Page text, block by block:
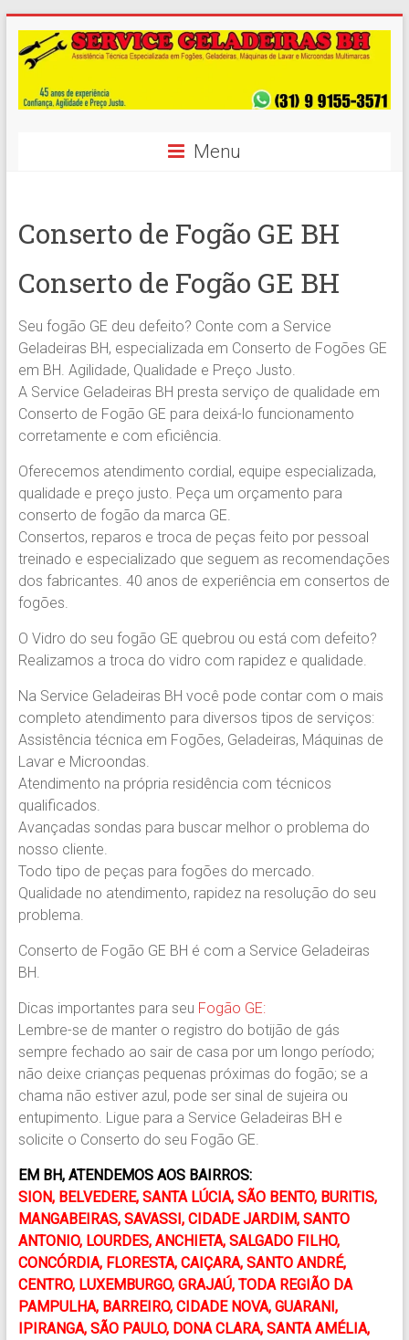
content
Syde
by
Side
e
Freezer
BH
+5531991553571
+5531991553571
Conserto
de
Geladeiras
BH
com
e
eficiência.
Menu
Conserto de Fogão GE BH
Conserto de Fogão GE BH
Seu fogão GE deu defeito? Conte com a Service
Geladeiras BH, especializada em Conserto de Fogões GE
em BH. Agilidade, Qualidade e Preço Justo.
A Service Geladeiras BH presta serviço de qualidade em
Conserto de Fogão GE para deixá-lo funcionamento
corretamente e com eficiência.
Oferecemos atendimento cordial, equipe especializada,
qualidade e preço justo. Peça um orçamento para
conserto de fogão da marca GE.
Consertos, reparos e troca de peças feito por pessoal
treinado e especializado que seguem as recomendações
dos fabricantes. 40 anos de experiência em consertos de
fogões.
O Vidro do seu fogão GE quebrou ou está com defeito?
Realizamos a troca do vidro com rapidez e qualidade.
Na Service Geladeiras BH você pode contar com o mais
completo atendimento para diversos tipos de serviços:
Assistência técnica em Fogões, Geladeiras, Máquinas de
Lavar e Microondas.
Atendimento na própria residência com técnicos
qualificados.
Avançadas sondas para buscar melhor o problema do
nosso cliente.
Todo tipo de peças para fogões do mercado.
Qualidade no atendimento, rapidez na resolução do seu
problema.
Conserto de Fogão GE BH é com a Service Geladeiras
BH.
Dicas importantes para seu Fogão GE:
Lembre-se de manter o registro do botijão de gás
sempre fechado ao sair de casa por um longo período;
não deixe crianças pequenas próximas do fogão; se a
chama não estiver azul, pode ser sinal de sujeira ou
entupimento. Ligue para a Service Geladeiras BH e
solicite o Conserto do seu Fogão GE.
EM BH, ATENDEMOS AOS BAIRROS:
SION, BELVEDERE, SANTA LÚCIA, SÃO BENTO, BURITIS,
MANGABEIRAS, SAVASSI, CIDADE JARDIM, SANTO
ANTONIO, LOURDES, ANCHIETA, SALGADO FILHO,
CONCÓRDIA, FLORESTA, CAIÇARA, SANTO ANDRÉ,
CENTRO, LUXEMBURGO, GRAJAÚ, TODA REGIÃO DA
PAMPULHA, BARREIRO, CIDADE NOVA, GUARANI,
IPIRANGA, SÃO PAULO, DONA CLARA, SANTA AMÉLIA,